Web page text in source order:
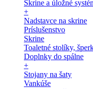
Skrine a úložné
+
Nadstavce na skrine
Príslušenstvo
Skrine
Toaletné stolíky,
Doplnky do spálne
+
Stojany na šaty
Vankúše